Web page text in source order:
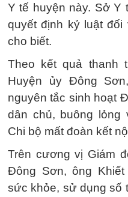
Y tế huyện này. Sở Y
quyết định kỷ luật đối
cho biết.
Theo kết quả thanh
Huyện ủy Đông
nguyên tắc sinh hoạt
dân chủ, buông lỏng
Chi bộ mất đoàn kết
Trên cương vị Giám
Đông Sơn, ông
sức khỏe, sử dụng số